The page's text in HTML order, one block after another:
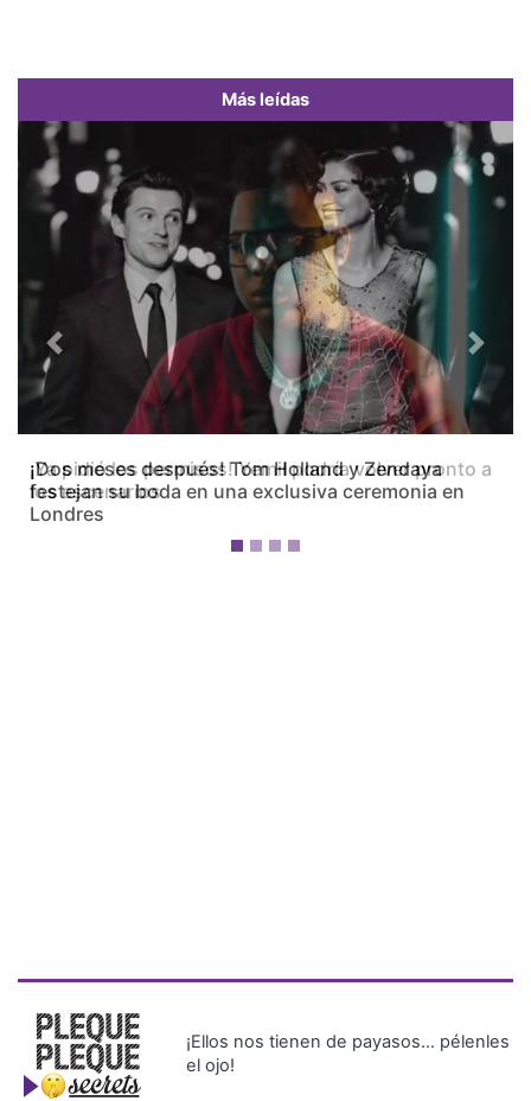
Más leídas
¡Dos meses después! Tom Holland y Zendaya
festejan su boda en una exclusiva ceremonia en
Londres
Previous Next
¡Ellos nos tienen de payasos… pélenles
el ojo!